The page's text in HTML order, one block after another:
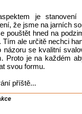
je
že jsme na jarních
pouštět hned na
Tím ale určitě nechci
názoru se kvalitní
Proto je na každém
svou formu.
příště...